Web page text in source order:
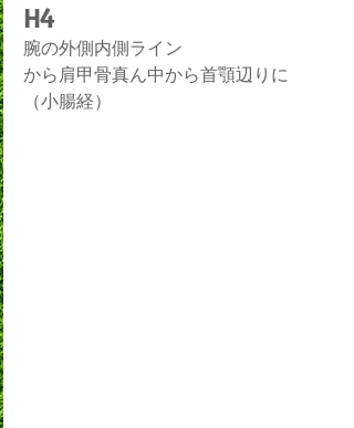
H4
腕の外側内側ライン
から肩甲骨真ん中から首顎辺りに
（小腸経）